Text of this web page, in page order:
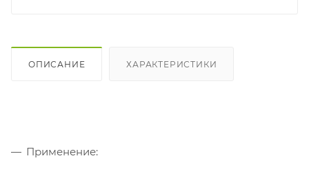
ОПИСАНИЕ ХАРАКТЕРИСТИКИ
Применение: